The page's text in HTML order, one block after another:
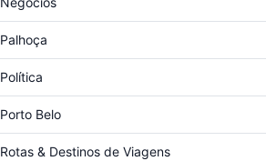
Palhoça
Política
Porto Belo
Rotas & Destinos de Viagens